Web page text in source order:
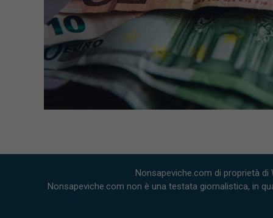
Nonsapeviche.com di proprietà di
Nonsapeviche.com non è una testata giornalistica, in